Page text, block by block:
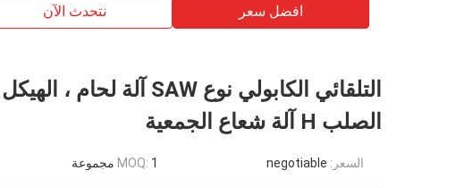
افضل سعر نتحدث الآن
التلقائي الكابولي نوع SAW آلة لحام ، الهيكل
الصلب H آلة شعاع الجمعية
السعر: negotiable
MOQ: 1 مجموعة